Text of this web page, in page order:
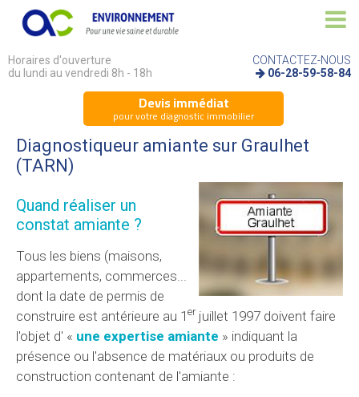
Horaires d'ouverture
du lundi au vendredi 8h - 18h
CONTACTEZ-NOUS
06-28-59-58-84
Devis immédiat
pour votre diagnostic immobilier
Diagnostiqueur amiante sur Graulhet
(TARN)
Quand réaliser un
constat amiante ?
Tous les biens (maisons,
appartements, commerces...
dont la date de permis de
construire est antérieure au 1 erjuillet 1997 doivent faire
l'objet d' « une expertise amiante » indiquant la
présence ou l'absence de matériaux ou produits de
construction contenant de l'amiante :